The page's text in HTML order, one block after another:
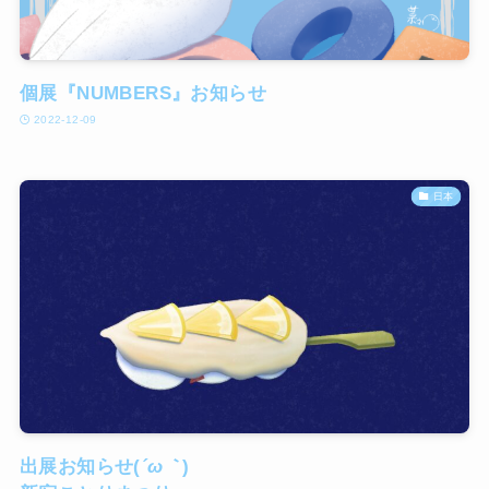
個展『NUMBERS』お知らせ
2022-12-09
日本
出展お知らせ(´ω｀)